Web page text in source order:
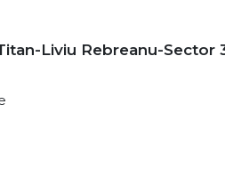
Liviu Rebreanu-Sector